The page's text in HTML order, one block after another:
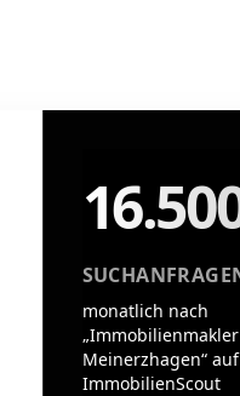
monatlich nach
„Immobilienmakler
Meinerzhagen“ auf
ImmobilienScout